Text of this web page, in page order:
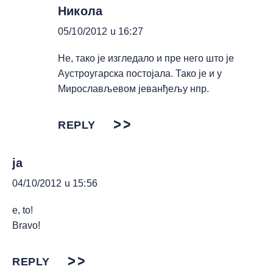
Никола
05/10/2012 u 16:27
Не, тако је изгледало и пре него што је
Аустроугарска постојала. Тако је и у
Мирослављевом јеванђељу нпр.
REPLY
ja
04/10/2012 u 15:56
e, to!
Bravo!
REPLY